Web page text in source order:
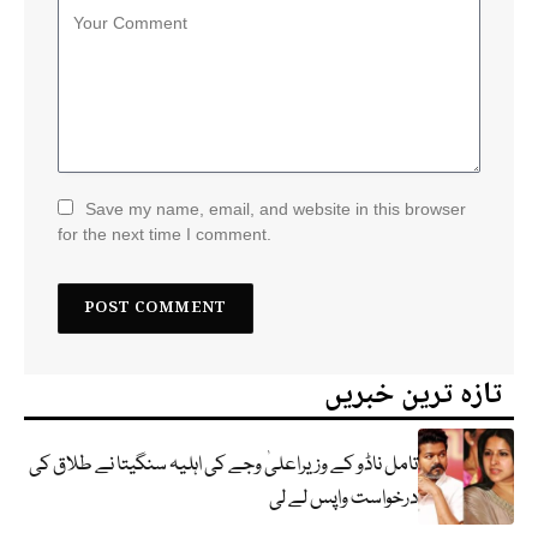
Save my name, email, and website in this browser
for the next time I comment.
تازہ ترین خبریں
تامل ناڈو کے وزیراعلیٰ وجے کی اہلیہ سنگیتا نے طلاق کی
درخواست واپس لے لی